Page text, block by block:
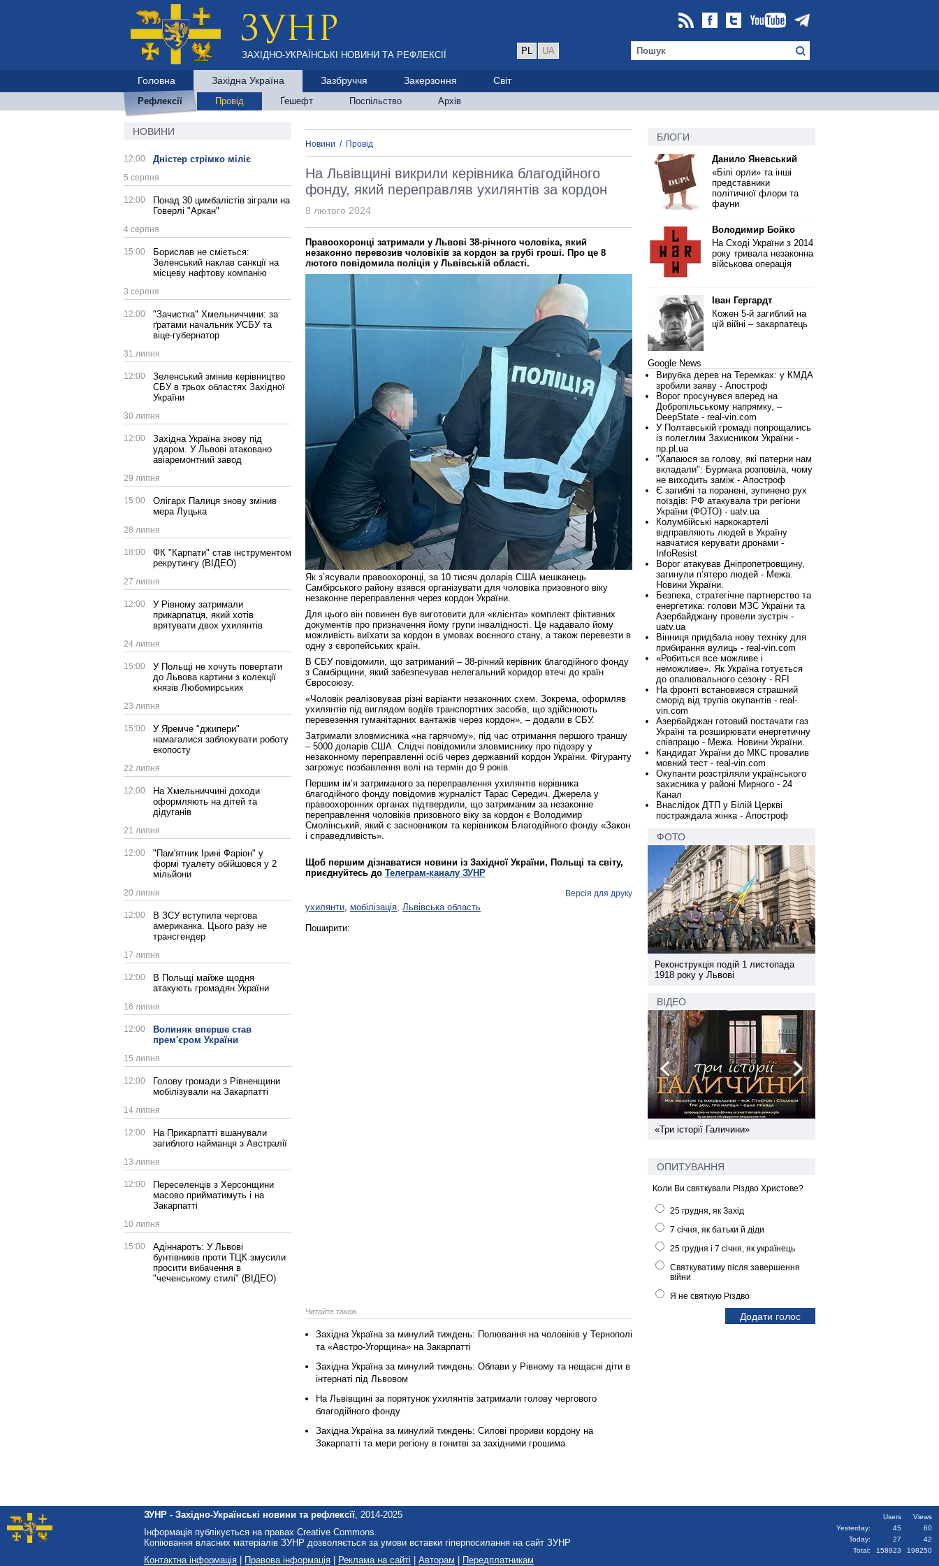
ЗАХІДНО-УКРАЇНСЬКІ НОВИНИ ТА РЕФЛЕКСІЇ PL UA
Головна Західна Україна Зазбруччя Закерзоння Світ
Рефлексії Провід Ґешефт Поспільство Архів
НОВИНИ
12:00 Дністер стрімко міліє
5 серпня
12:00
Понад 30 цимбалістів зіграли на
Говерлі "Аркан"
4 серпня
15:00
Борислав не сміється:
Зеленський наклав санкції на
місцеву нафтову компанію
3 серпня
12:00
"Зачистка" Хмельниччини: за
ґратами начальник УСБУ та
віце-губернатор
31 липня
12:00
Зеленський змінив керівництво
СБУ в трьох областях Західної
України
30 липня
12:00
Західна Україна знову під
ударом. У Львові атаковано
авіаремонтний завод
29 липня
15:00
Олігарх Палиця знову змінив
мера Луцька
28 липня
18:00
ФК "Карпати" став інструментом
рекрутингу (ВІДЕО)
27 липня
12:00
У Рівному затримали
прикарпатця, який хотів
врятувати двох ухилянтів
24 липня
15:00
У Польщі не хочуть повертати
до Львова картини з колекції
князів Любомирських
23 липня
15:00
У Яремче "джипери"
намагалися заблокувати роботу
екопосту
22 липня
12:00
На Хмельниччині доходи
оформляють на дітей та
дідуганів
21 липня
12:00
"Пам'ятник Ірині Фаріон" у
формі туалету обійшовся у 2
мільйони
20 липня
12:00
В ЗСУ вступила чергова
американка. Цього разу не
трансгендер
17 липня
12:00
В Польщі майже щодня
атакують громадян України
16 липня
12:00
Волиняк вперше став
прем'єром України
15 липня
12:00
Голову громади з Рівненщини
мобілізували на Закарпатті
14 липня
12:00
На Прикарпатті вшанували
загиблого найманця з Австралії
13 липня
12:00
Переселенців з Херсонщини
масово прийматимуть і на
Закарпатті
10 липня
15:00
Адіннаротъ: У Львові
бунтівників проти ТЦК змусили
просити вибачення в
"чеченському стилі" (ВІДЕО)
Новини / Провід
На Львівщині викрили керівника благодійного
фонду, який переправляв ухилянтів за кордон
8 лютого 2024
Правоохоронці затримали у Львові 38-річного чоловіка, який
незаконно перевозив чоловіків за кордон за грубі гроші. Про це 8
лютого повідомила поліція у Львівській області.
Як з’ясували правоохоронці, за 10 тисяч доларів США мешканець
Самбірського району взявся організувати для чоловіка призовного віку
незаконне переправлення через кордон України.
Для цього він повинен був виготовити для «клієнта» комплект фіктивних
документів про призначення йому групи інвалідності. Це надавало йому
можливість виїхати за кордон в умовах воєнного стану, а також перевезти в
одну з європейських країн.
В СБУ повідомили, що затриманий – 38-річний керівник благодійного фонду
з Самбірщини, який забезпечував нелегальний коридор втечі до країн
Євросоюзу.
«Чоловік реалізовував різні варіанти незаконних схем. Зокрема, оформляв
ухилянтів під виглядом водіїв транспортних засобів, що здійснюють
перевезення гуманітарних вантажів через кордон», – додали в СБУ.
Затримали зловмисника «на гарячому», під час отримання першого траншу
– 5000 доларів США. Слідчі повідомили зловмиснику про підозру у
незаконному переправленні осіб через державний кордон України. Фігуранту
загрожує позбавлення волі на термін до 9 років.
Першим ім’я затриманого за переправлення ухилянтів керівника
благодійного фонду повідомив журналіст Тарас Середич. Джерела у
правоохоронних органах підтвердили, що затриманим за незаконне
переправлення чоловіків призовного віку за кордон є Володимир
Смолінський, який є засновником та керівником Благодійного фонду «Закон
і справедливість».
Щоб першим дізнаватися новини із Західної України, Польщі та світу,
приєднуйтесь до Телеграм-каналу ЗУНР
Версія для друку
ухилянти, мобілізація, Львівська область
Поширити:
Читайте також
Західна Україна за минулий тиждень: Полювання на чоловіків у Тернополі
та «Австро-Угорщина» на Закарпатті
Західна Україна за минулий тиждень: Облави у Рівному та нещасні діти в
інтернаті під Львовом
На Львівщині за порятунок ухилянтів затримали голову чергового
благодійного фонду
Західна Україна за минулий тиждень: Силові прориви кордону на
Закарпатті та мери регіону в гонитві за західними грошима
БЛОГИ
Данило Яневський
«Білі орли» та інші
представники
політичної флори та
фауни
Володимир Бойко
На Сході України з 2014
року тривала незаконна
військова операція
Іван Гергардт
Кожен 5-й загиблий на
цій війні – закарпатець
Google News
Вирубка дерев на Теремках: у КМДА
зробили заяву - Апостроф
Ворог просунувся вперед на
Добропільському напрямку, –
DeepState - real-vin.com
У Полтавській громаді попрощались
із полеглим Захисником України -
np.pl.ua
"Хапаюся за голову, які патерни нам
вкладали": Бурмака розповіла, чому
не виходить заміж - Апостроф
Є загиблі та поранені, зупинено рух
поїздів: РФ атакувала три регіони
України (ФОТО) - uatv.ua
Колумбійські наркокартелі
відправляють людей в Україну
навчатися керувати дронами -
InfoResist
Ворог атакував Дніпропетровщину,
загинули п’ятеро людей - Межа.
Новини України.
Безпека, стратегічне партнерство та
енергетика: голови МЗС України та
Азербайджану провели зустріч -
uatv.ua
Вінниця придбала нову техніку для
прибирання вулиць - real-vin.com
«Робиться все можливе і
неможливе». Як Україна готується
до опалювального сезону - RFI
На фронті встановився страшний
сморід від трупів окупантів - real-
vin.com
Азербайджан готовий постачати газ
Україні та розширювати енергетичну
співпрацю - Межа. Новини України.
Кандидат України до МКС провалив
мовний тест - real-vin.com
Окупанти розстріляли українського
захисника у районі Мирного - 24
Канал
Внаслідок ДТП у Білій Церкві
постраждала жінка - Апостроф
ФОТО
Реконструкція подій 1 листопада
1918 року у Львові
ВІДЕО
«Три історії Галичини»
ОПИТУВАННЯ
Коли Ви святкували Різдво Христове?
25 грудня, як Захід
7 січня, як батьки й діди
25 грудня і 7 січня, як українець
Святкуватиму після завершення
війни
Я не святкую Різдво
ЗУНР - Західно-Українські новини та рефлексії, 2014-2025
Інформація публікується на правах Creative Commons.
Копіювання власних матеріалів ЗУНР дозволяється за умови вставки гіперпосилання на сайт ЗУНР
Контактна інформація
Правова інформація Реклама на сайті Авторам Передплатникам
Users
Views
Yesterday:
45
60
Today:
27
42
Total:
158923 198250